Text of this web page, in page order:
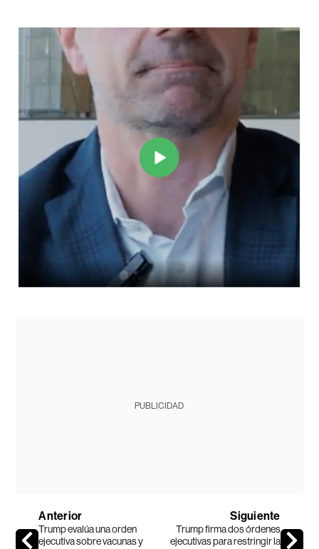
PUBLICIDAD
Anterior
Trump evalúa una orden
ejecutiva sobre vacunas y
Siguiente
Trump firma dos órdenes
ejecutivas para restringir la